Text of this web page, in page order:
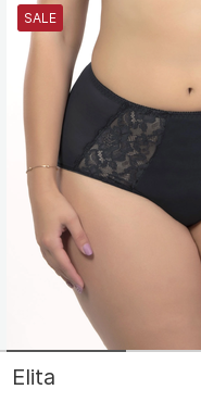
SALE
Elita